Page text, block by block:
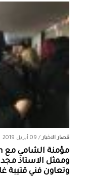
قصار الاخبار/ 09 أبريل 2019
وممثل الاستاذ
وتعاون فني قتيبة